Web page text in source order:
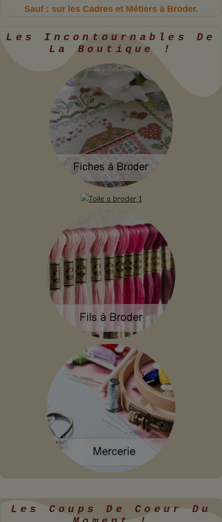
Sauf : sur les Cadres et Métiers à Broder.
Les Incontournables De
La Boutique !
Les Coups De Coeur Du